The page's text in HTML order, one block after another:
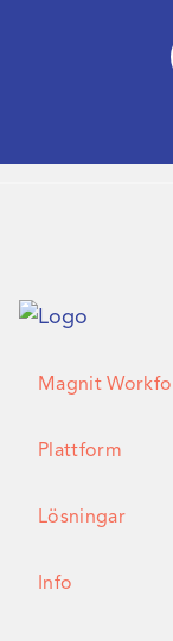
Magnit
Plattform
Lösningar
Info